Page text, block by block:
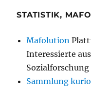
STATISTIK,
Mafolution
Interessierte
Sammlung